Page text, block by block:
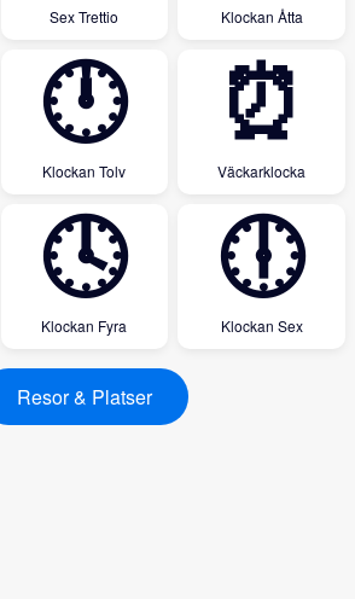
Sex Trettio Klockan Åtta
🕛
Klockan Tolv
⏰
Väckarklocka
🕓
Klockan Fyra
🕕
Klockan Sex
Resor & Platser